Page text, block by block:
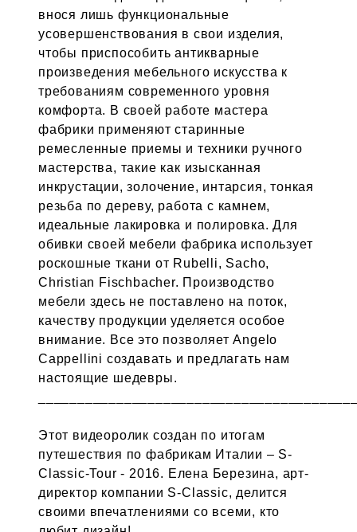
внося лишь функциональные
усовершенствования в свои изделия,
чтобы приспособить антикварные
произведения мебельного искусства к
требованиям современного уровня
комфорта. В своей работе мастера
фабрики применяют старинные
ремесленные приемы и техники ручного
мастерства, такие как изысканная
инкрустации, золочение, интарсия, тонкая
резьба по дереву, работа с камнем,
идеальные лакировка и полировка. Для
обивки своей мебели фабрика использует
роскошные ткани от Rubelli, Sacho,
Christian Fischbacher. Производство
мебели здесь не поставлено на поток,
качеству продукции уделяется особое
внимание. Все это позволяет Angelo
Cappellini создавать и предлагать нам
настоящие шедевры.
Этот видеоролик создан по итогам
путешествия по фабрикам Италии – S-
Classic-Tour - 2016. Елена Березина, арт-
директор компании S-Classic, делится
своими впечатлениями со всеми, кто